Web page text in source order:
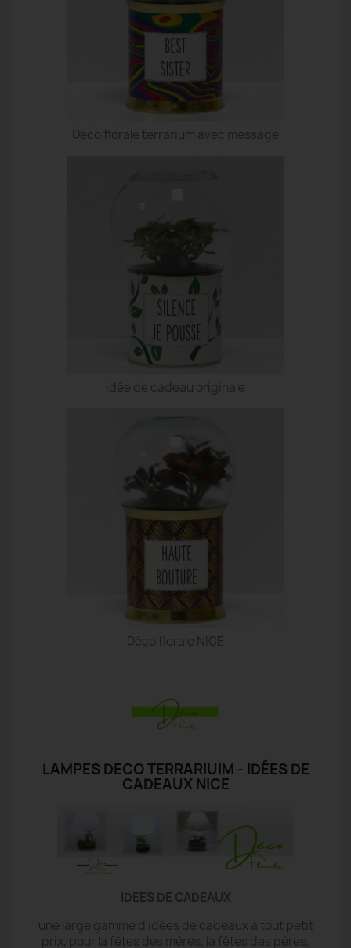
Deco florale terrarium avec message
idée de cadeau originale
Déco florale NICE
LAMPES DECO TERRARIUIM - IDÉES DE
CADEAUX NICE
IDEES DE CADEAUX
une large gamme d'idées de cadeaux à tout petit
prix, pour la fêtes des mères, la fêtes des pères,